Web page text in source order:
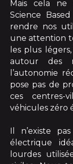
Mais cela
Science
rendre nos
une attention
les plus
autour des
l’autonomie
pose pas de
ces centres-
véhicules zéro
Il n’existe
électrique
lourdes